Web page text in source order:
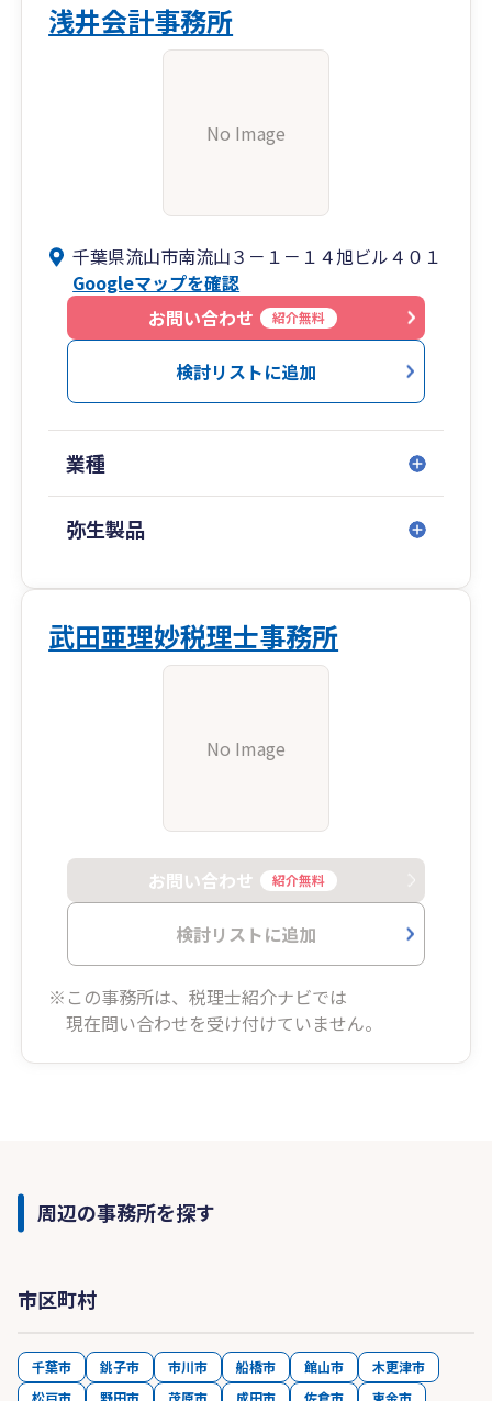
浅井会計事務所
No Image
千葉県流山市南流山３－１－１４旭ビル４０１
Googleマップを確認
お問い合わせ
紹介無料
検討リストに追加
業種
弥生製品
武田亜理妙税理士事務所
No Image
お問い合わせ 紹介無料
検討リストに追加
※この事務所は、税理士紹介ナビでは
現在問い合わせを受け付けていません。
周辺の事務所を探す
市区町村
千葉市 銚子市 市川市 船橋市 館山市
木更津市
松戸市
野田市 茂原市 成田市 佐倉市 東金市